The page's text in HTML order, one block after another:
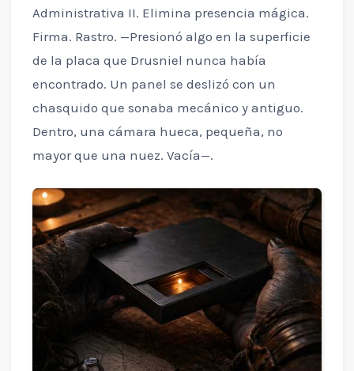
Administrativa II. Elimina presencia mágica.
Firma. Rastro. —Presionó algo en la superficie
de la placa que Drusniel nunca había
encontrado. Un panel se deslizó con un
chasquido que sonaba mecánico y antiguo.
Dentro, una cámara hueca, pequeña, no
mayor que una nuez. Vacía—.